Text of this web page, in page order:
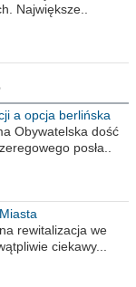
Największe..
a opcja berlińska
Obywatelska dość
posła..
rewitalizacja we
ciekawy...